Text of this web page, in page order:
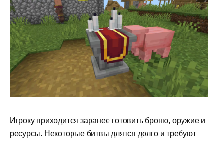
Игроку приходится заранее готовить броню, оружие и
ресурсы. Некоторые битвы длятся долго и требуют